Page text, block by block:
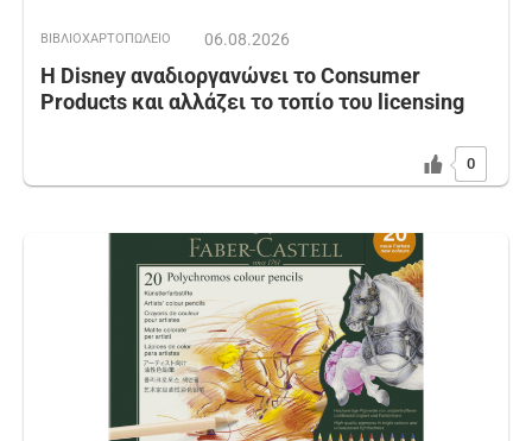
ΒΙΒΛΙΟΧΑΡΤΟΠΩΛΕΙΟ 06.08.2026
Η Disney αναδιοργανώνει το Consumer
Products και αλλάζει το τοπίο του licensing
0